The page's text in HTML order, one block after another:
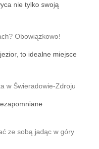
nie tylko swoją
Obowiązkowo!
to idealne miejsce
w Świeradowie-Zdroju
ze sobą jadąc w góry